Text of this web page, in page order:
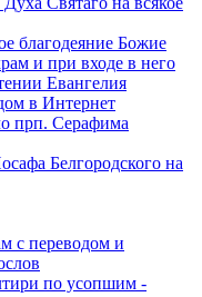
благодеяние Божие
и при входе в него
Евангелия
в Интернет
прп. Серафима
Белгородского на
с переводом и
по усопшим -